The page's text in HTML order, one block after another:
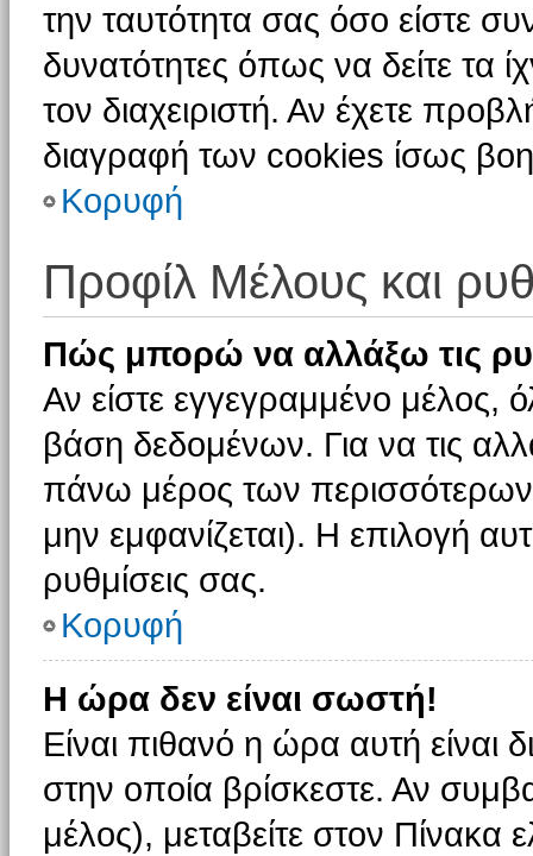
την ταυτότητα σας όσο είστε
δυνατότητες όπως να δείτε τα
τον διαχειριστή. Αν έχετε
διαγραφή των cookies ίσως
Κορυφή
Προφίλ Μέλους και
Πώς μπορώ να αλλάξω τις
Αν είστε εγγεγραμμένο μέλος,
βάση δεδομένων. Για να τις
πάνω μέρος των περισσότερων
μην εμφανίζεται). Η επιλογή
ρυθμίσεις σας.
Κορυφή
Η ώρα δεν είναι σωστή!
Είναι πιθανό η ώρα αυτή είναι
στην οποία βρίσκεστε. Αν
μέλος), μεταβείτε στον Πίνακα